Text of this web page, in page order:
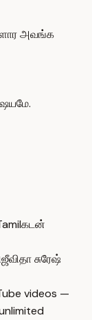
அவங்க
கடன்
ஜீவிதா சுரேஷ்
videos —